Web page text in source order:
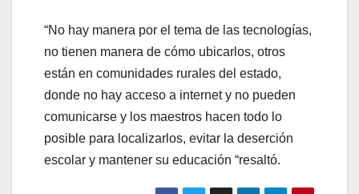
“No hay manera por el tema de las tecnologías,
no tienen manera de cómo ubicarlos, otros
están en comunidades rurales del estado,
donde no hay acceso a internet y no pueden
comunicarse y los maestros hacen todo lo
posible para localizarlos, evitar la deserción
escolar y mantener su educación “resaltó.